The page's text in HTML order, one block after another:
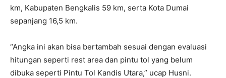
km, Kabupaten Bengkalis 59 km, serta Kota Dumai
sepanjang 16,5 km.
“Angka ini akan bisa bertambah sesuai dengan evaluasi
hitungan seperti rest area dan pintu tol yang belum
dibuka seperti Pintu Tol Kandis Utara,” ucap Husni.